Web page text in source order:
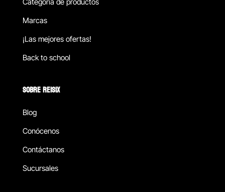
Marcas
¡Las mejores ofertas!
Back to school
SOBRE REISIX
Blog
Conócenos
Contáctanos
Sucursales